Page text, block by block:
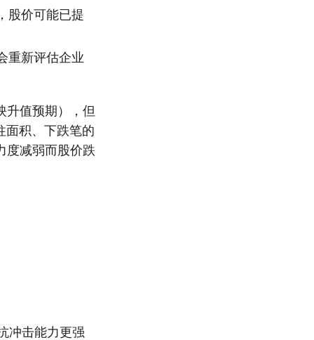
股价可能已提
重新评估企业
升值预期），但
面积、下跌笔的
度减弱而股价跌
冲击能力更强